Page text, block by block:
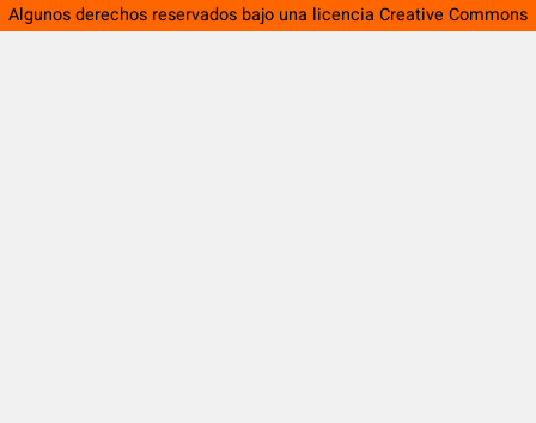
Algunos derechos reservados bajo una licencia Creative Commons